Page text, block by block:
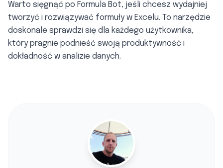
Warto sięgnąć po Formula Bot, jeśli chcesz wydajniej
tworzyć i rozwiązywać formuły w Excelu. To narzędzie
doskonale sprawdzi się dla każdego użytkownika,
który pragnie podnieść swoją produktywność i
dokładność w analizie danych.